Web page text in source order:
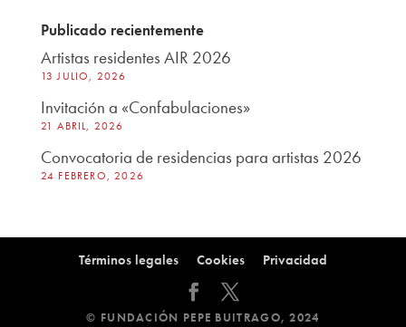
Publicado recientemente
Artistas residentes AIR 2026
13 JULIO, 2026
Invitación a «Confabulaciones»
21 ABRIL, 2026
Convocatoria de residencias para artistas 2026
24 FEBRERO, 2026
Términos legales Cookies Privacidad
© FUNDACIÓN PEPE BUITRAGO, 2024